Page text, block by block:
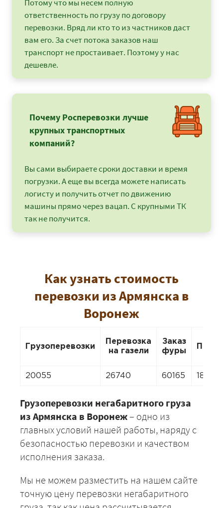
Потому что мы несем полную
ответственность по грузу по договору
перевозки. Вряд ли кто то из частников даст
вам его. За счет потока заказов наш
транспорт не простаивает. Поэтому у нас
дешевле.
Почему Росперевозки лучше
крупных транспортных
компаний?
Вы сами выбираете сроки доставки и время
погрузки. А еще вы всегда можете написать
логисту и получить отчет по движению
машины прямо через вацап. С крупными ТК
так не получится.
Как узнать стоимость
перевозки из Армянска в
Воронеж
Грузоперевозки
Перевозка
на газели
Заказ
фуры
20055 26740 60165 18718
Грузоперевозки негабаритного груза
из Армянска в Воронеж– одно из
главных условий нашей работы, наряду с
безопасностью перевозки и качеством
исполнения заказа.
Мы не можем разместить на нашем сайте
точную цену перевозки негабаритного